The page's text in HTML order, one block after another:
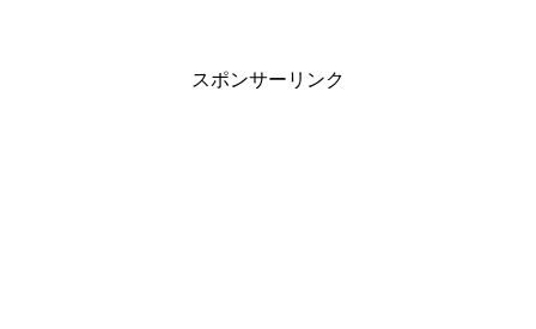
スポンサーリンク